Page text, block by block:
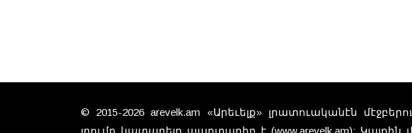
© 2015-2026 arevelk.am «Արեւելք» լրատուականէն
յղումը կատարելը պարտադիր է (www.arevelk.am): Կայքին